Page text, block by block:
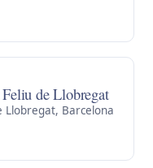
de Llobregat
Llobregat, Barcelona